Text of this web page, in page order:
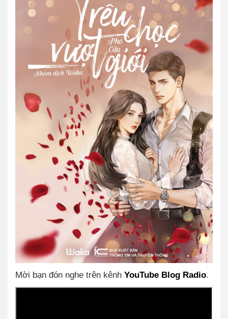
Mời bạn đón nghe trên kênh YouTube Blog Radio.